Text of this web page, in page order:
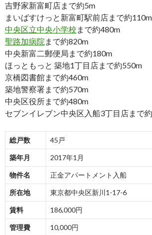
吉野家新富町店まで約5m
まいばすけっと新富町駅前店まで約110m
中央区立中央小学校 まで約480m
聖路加病院 まで約820m
中央新富二郵便局まで約180m
ほっともっと 築地1丁目店まで約550m
京橋図書館まで約460m
築地警察署まで約570m
中央区役所まで約480m
セブンイレブン中央区入船3丁目店まで
総戸数 45戸
築年月 2017年1月
物件名 正金アパートメント入船
所在地 東京都中央区新川1-17-6
賃料 186,000円
管理費 10,000円